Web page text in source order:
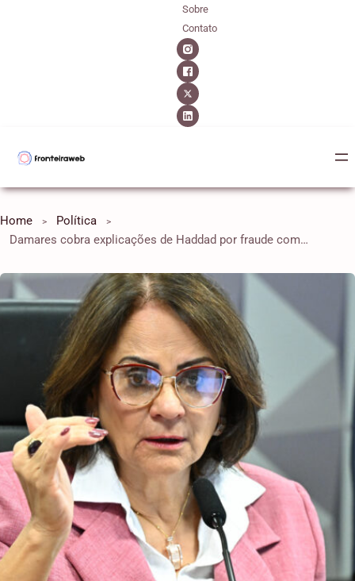
Sobre
Contato
Home
Política
Damares cobra explicações de Haddad por fraude com “mortos vivos” na Receita Federal